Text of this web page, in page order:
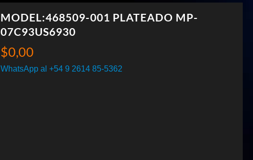
MODEL:468509-001 PLATEADO MP-
07C93US6930
$0,00
WhatsApp al +54 9 2614 85-5362